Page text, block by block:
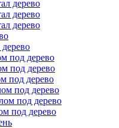
дерево
дерево
дерево
под дерево
под дерево
под дерево
под дерево
под дерево
под дерево